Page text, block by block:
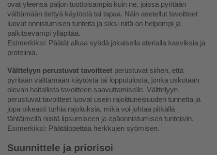
ovat yleensä paljon tuottoisampia kuin ne, joissa pyritään
välttämään tiettyä käytöstä tai tapaa. Näin asetellut tavoitteet
luovat onnistumisen tunteita ja siksi niitä on helpompi ja
palkitsevampi ylläpitää.
Esimerkiksi: Päätät alkaa syödä jokaisella aterialla kasviksia ja
proteiinia.
Välttelyyn perustuvat tavoitteet perustuvat siihen, että
pyritään välttämään käytöstä tai lopputulosta, jonka uskotaan
olevan haitallista tavoitteen saavuttamiselle. Välttelyyn
perustuvat tavoitteet luovat usein rajoittuneisuuden tunnetta ja
jopa oikeasti turhia rajoituksia, mikä voi johtaa pitkällä
tähtäimellä niistä lipsumiseen ja epäonnistumisen tunteisiin.
Esimerkiksi: Päätälopettaa herkkujen syömisen.
Suunnittele ja priorisoi